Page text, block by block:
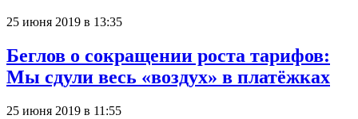
25 июня 2019 в 13:35
Беглов о сокращении роста тарифов:
Мы сдули весь «воздух» в платёжках
25 июня 2019 в 11:55